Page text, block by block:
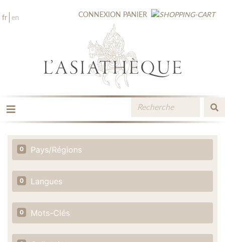
fr en CONNEXION PANIER
LES ÉDITIONS
LA LIBRAIRIE
CATALOGUE
MÉDIATHÈQUE
NOUVEAUTÉS / À PARAÎTRE
0 Pays/Régions
0 Langues
0 Mots-Clés